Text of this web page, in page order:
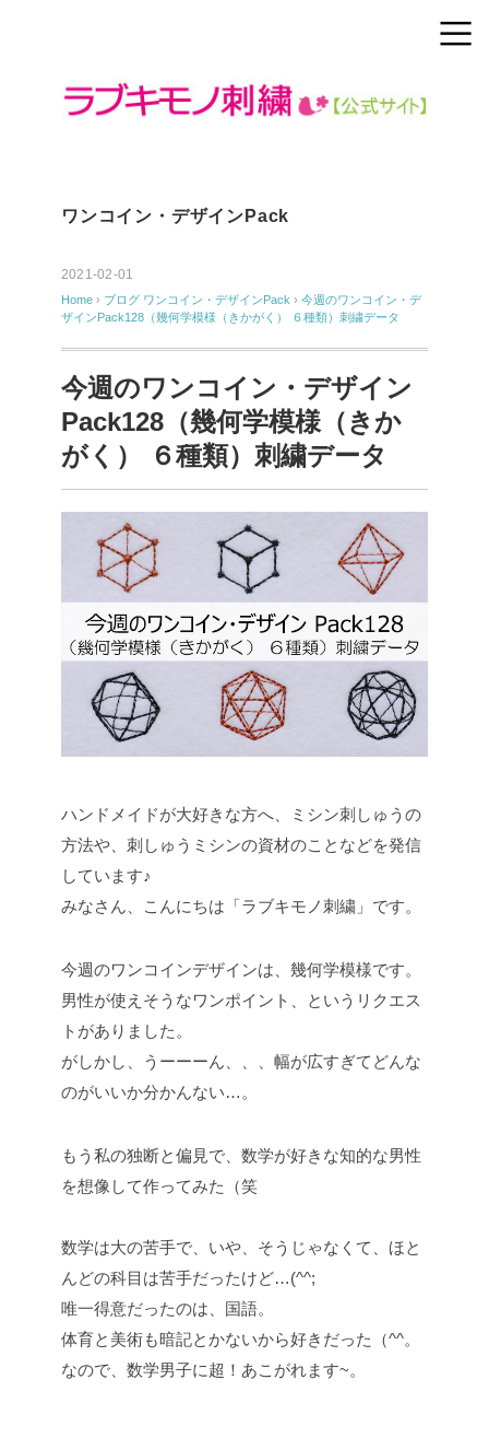
ワンコイン・デザインPack
2021-02-01
Home › ブログ ワンコイン・デザインPack › 今週のワンコイン・デ
ザインPack128（幾何学模様（きかがく） ６種類）刺繍データ
今週のワンコイン・デザイン
Pack128（幾何学模様（きか
がく） ６種類）刺繍データ
ハンドメイドが大好きな方へ、ミシン刺しゅうの
方法や、刺しゅうミシンの資材のことなどを発信
しています♪
みなさん、こんにちは「ラブキモノ刺繍」です。
今週のワンコインデザインは、幾何学模様です。
男性が使えそうなワンポイント、というリクエス
トがありました。
がしかし、うーーーん、、、幅が広すぎてどんな
のがいいか分かんない…。
もう私の独断と偏見で、数学が好きな知的な男性
を想像して作ってみた（笑
数学は大の苦手で、いや、そうじゃなくて、ほと
んどの科目は苦手だったけど…(^^;
唯一得意だったのは、国語。
体育と美術も暗記とかないから好きだった（^^。
なので、数学男子に超！あこがれます~。